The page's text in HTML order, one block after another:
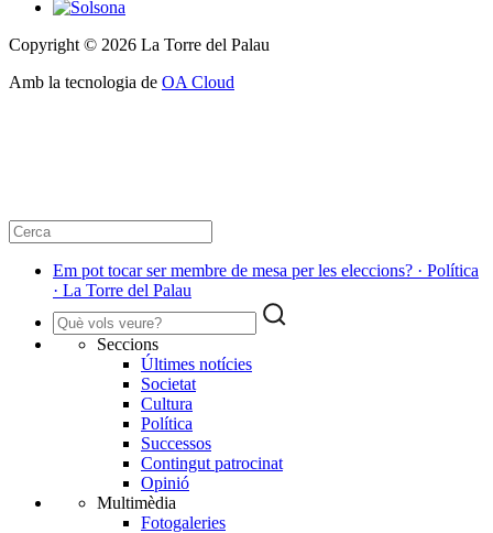
Copyright © 2026 La Torre del Palau
Amb la tecnologia de OA Cloud
Em pot tocar ser membre de mesa per les eleccions? · Política
· La Torre del Palau
Seccions
Últimes notícies
Societat
Cultura
Política
Successos
Contingut patrocinat
Opinió
Multimèdia
Fotogaleries